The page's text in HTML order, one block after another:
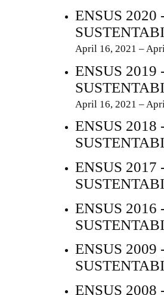
ENSUS
April 16, 2021 –
ENSUS 2019
April 16, 2021 –
ENSUS 2018
ENSUS 2017
ENSUS 2016
ENSUS 2009
ENSUS 2008